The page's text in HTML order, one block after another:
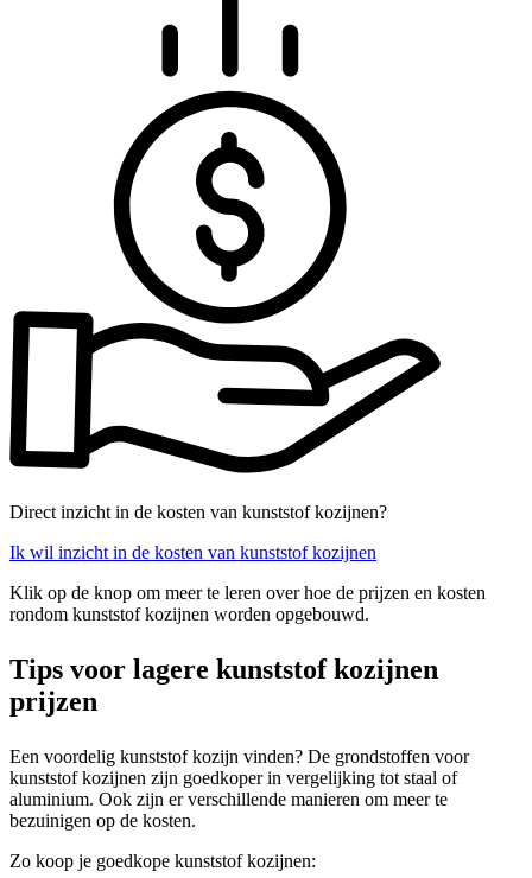
Direct inzicht in de kosten van kunststof kozijnen?
Ik wil inzicht in de kosten van kunststof kozijnen
Klik op de knop om meer te leren over hoe de prijzen en kosten
rondom kunststof kozijnen worden opgebouwd.
Tips voor lagere kunststof kozijnen
prijzen
Een voordelig kunststof kozijn vinden? De grondstoffen voor
kunststof kozijnen zijn goedkoper in vergelijking tot staal of
aluminium. Ook zijn er verschillende manieren om meer te
bezuinigen op de kosten.
Zo koop je goedkope kunststof kozijnen: